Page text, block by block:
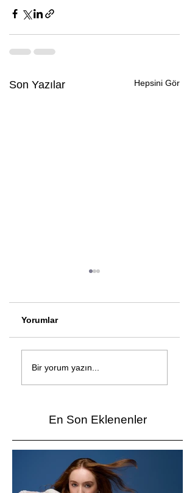
Son Yazılar Hepsini Gör
yeni şarkı: Bir Ev
Yorumlar
Bir yorum yazın...
En Son Eklenenler